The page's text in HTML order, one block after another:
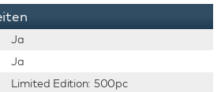
Ja
Ja
Limited Edition: 500pc